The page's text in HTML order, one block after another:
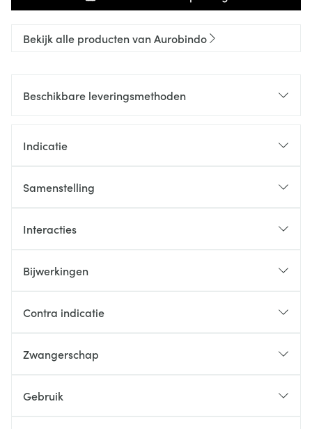
Bekijk alle producten van Aurobindo
Beschikbare leveringsmethoden
Indicatie
Samenstelling
Interacties
Bijwerkingen
Contra indicatie
Zwangerschap
Gebruik